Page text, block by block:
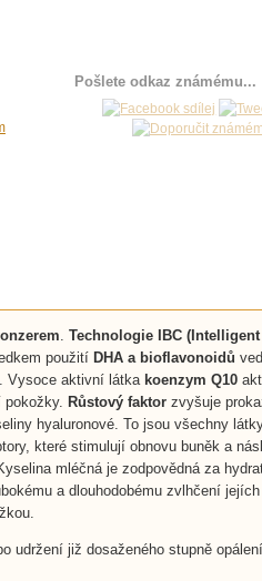
Pošlete odkaz známému...
. Technologie IBC (Intelligent
použitíDHA a bioflavonoidů
Vysoce aktivní látka koenzym Q10
pokožky. Růstový faktorzvyšuje
hyaluronové. To jsou všechny
které stimulují obnovu buněk a
mléčná je zodpovědná za
a dlouhodobému zvlhčení jejích
udržení již dosaženého stupně